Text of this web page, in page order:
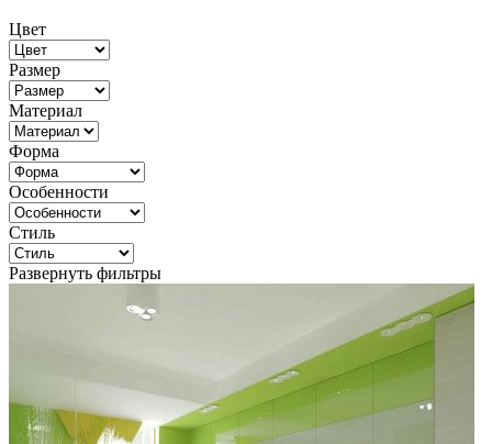
Цвет
Размер
Материал
Форма
Особенности
Стиль
Развернуть фильтры